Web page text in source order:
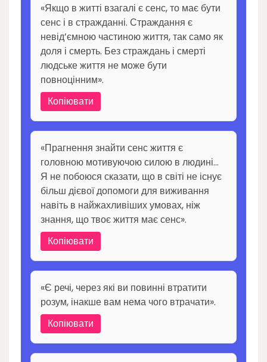
«Якщо в житті взагалі є сенс, то має бути
сенс і в стражданні. Страждання є
невід’ємною частиною життя, так само як
доля і смерть. Без страждань і смерті
людське життя не може бути
повноцінним».
Копіювати
«Прагнення знайти сенс життя є
головною мотивуючою силою в людині…
Я не побоюся сказати, що в світі не існує
більш дієвої допомоги для виживання
навіть в найжахливіших умовах, ніж
знання, що твоє життя має сенс».
Копіювати
«Є речі, через які ви повинні втратити
розум, інакше вам нема чого втрачати».
Копіювати